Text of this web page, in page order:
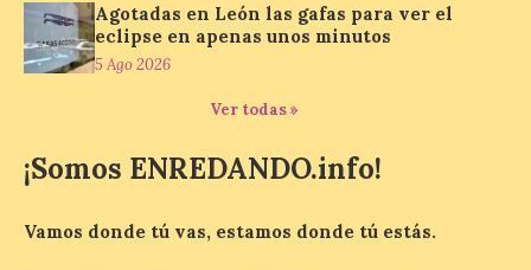
Liébana en uno de los
destinos más bonitos para disfrutar de
este fenómeno astronómico único. Un
eclipse total de sol será visible en la
del nuevo ranking de
Billionhands que revela
Agotadas en León las gafas para ver el
eclipse en apenas unos minutos
5 Ago 2026
Ver todas »
¡Somos ENREDANDO.info!
Vamos donde tú vas, estamos donde tú estás.